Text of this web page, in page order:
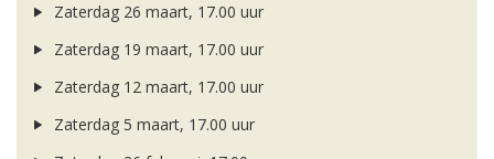
Zaterdag 26 maart, 17.00 uur
Zaterdag 19 maart, 17.00 uur
Zaterdag 12 maart, 17.00 uur
Zaterdag 5 maart, 17.00 uur